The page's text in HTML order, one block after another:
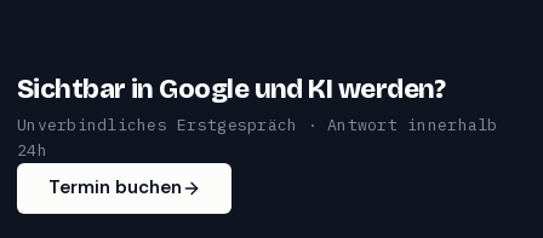
Sichtbar in Google und KI werden?
Unverbindliches Erstgespräch · Antwort innerhalb
24h
Termin buchen